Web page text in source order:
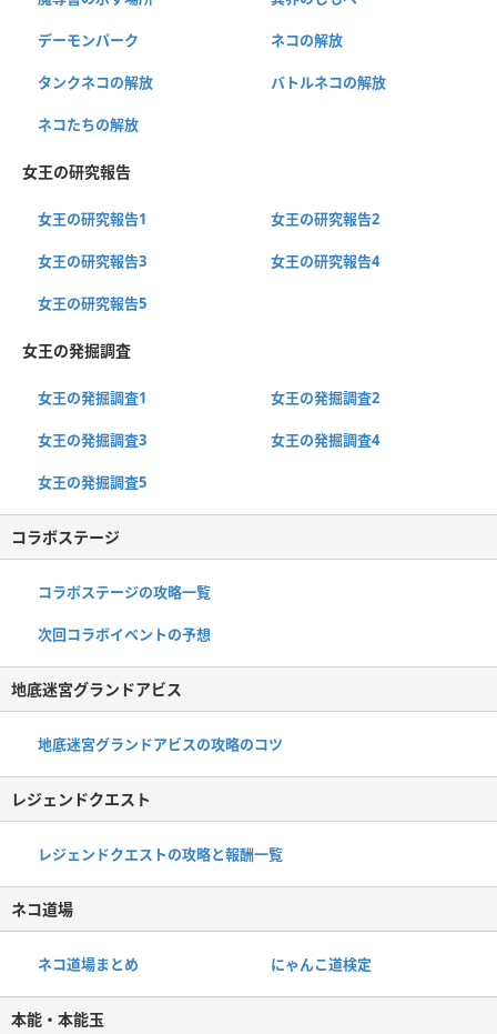
デーモンパーク ネコの解放
タンクネコの解放 バトルネコの解放
ネコたちの解放
女王の研究報告
女王の研究報告1 女王の研究報告2
女王の研究報告3 女王の研究報告4
女王の研究報告5
女王の発掘調査
女王の発掘調査1 女王の発掘調査2
女王の発掘調査3 女王の発掘調査4
女王の発掘調査5
コラボステージ
コラボステージの攻略一覧
次回コラボイベントの予想
地底迷宮グランドアビス
地底迷宮グランドアビスの攻略のコツ
レジェンドクエスト
レジェンドクエストの攻略と報酬一覧
ネコ道場
ネコ道場まとめ にゃんこ道検定
本能・本能玉